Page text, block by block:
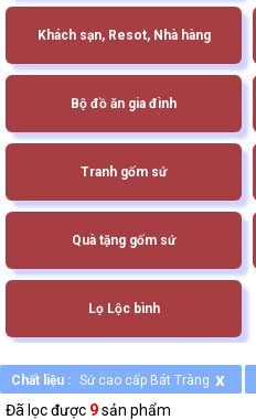
Khách sạn, Resot, Nhà hàng
Bộ đồ ăn gia đình
Tranh gốm sứ
Quà tặng gốm sứ
Lọ Lộc bình
Chất liệu : Sứ cao cấp Bát Tràng x
Đã lọc được 9sản phẩm